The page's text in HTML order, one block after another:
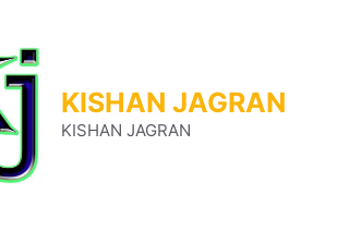
KISHAN JAGRAN
KISHAN JAGRAN